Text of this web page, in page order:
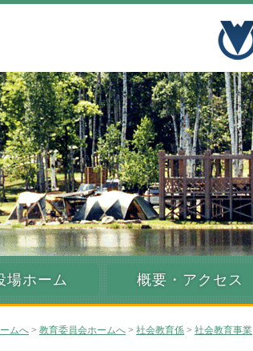
場ホーム 概要・アクセス
ムへ > 教育委員会ホームへ > 社会教育係 > 社会教育事業